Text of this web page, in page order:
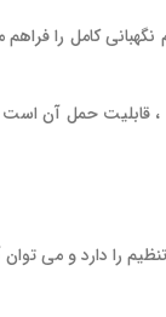
نگهبانی کامل را
، قابلیت حمل آن
تنظیم را دارد و